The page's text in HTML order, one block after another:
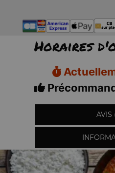
Horaires
AVIS